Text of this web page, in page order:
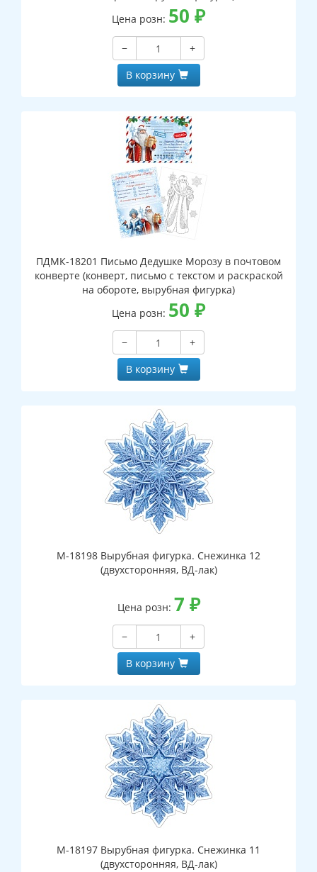
Цена розн: 50 ₽
−
+
В корзину
ПДМК-18201 Письмо Дедушке Морозу в почтовом
конверте (конверт, письмо с текстом и раскраской
на обороте, вырубная фигурка)
Цена розн: 50 ₽
−
+
В корзину
М-18198 Вырубная фигурка. Снежинка 12
(двухсторонняя, ВД-лак)
Цена розн: 7 ₽
−
+
В корзину
М-18197 Вырубная фигурка. Снежинка 11
(двухсторонняя, ВД-лак)